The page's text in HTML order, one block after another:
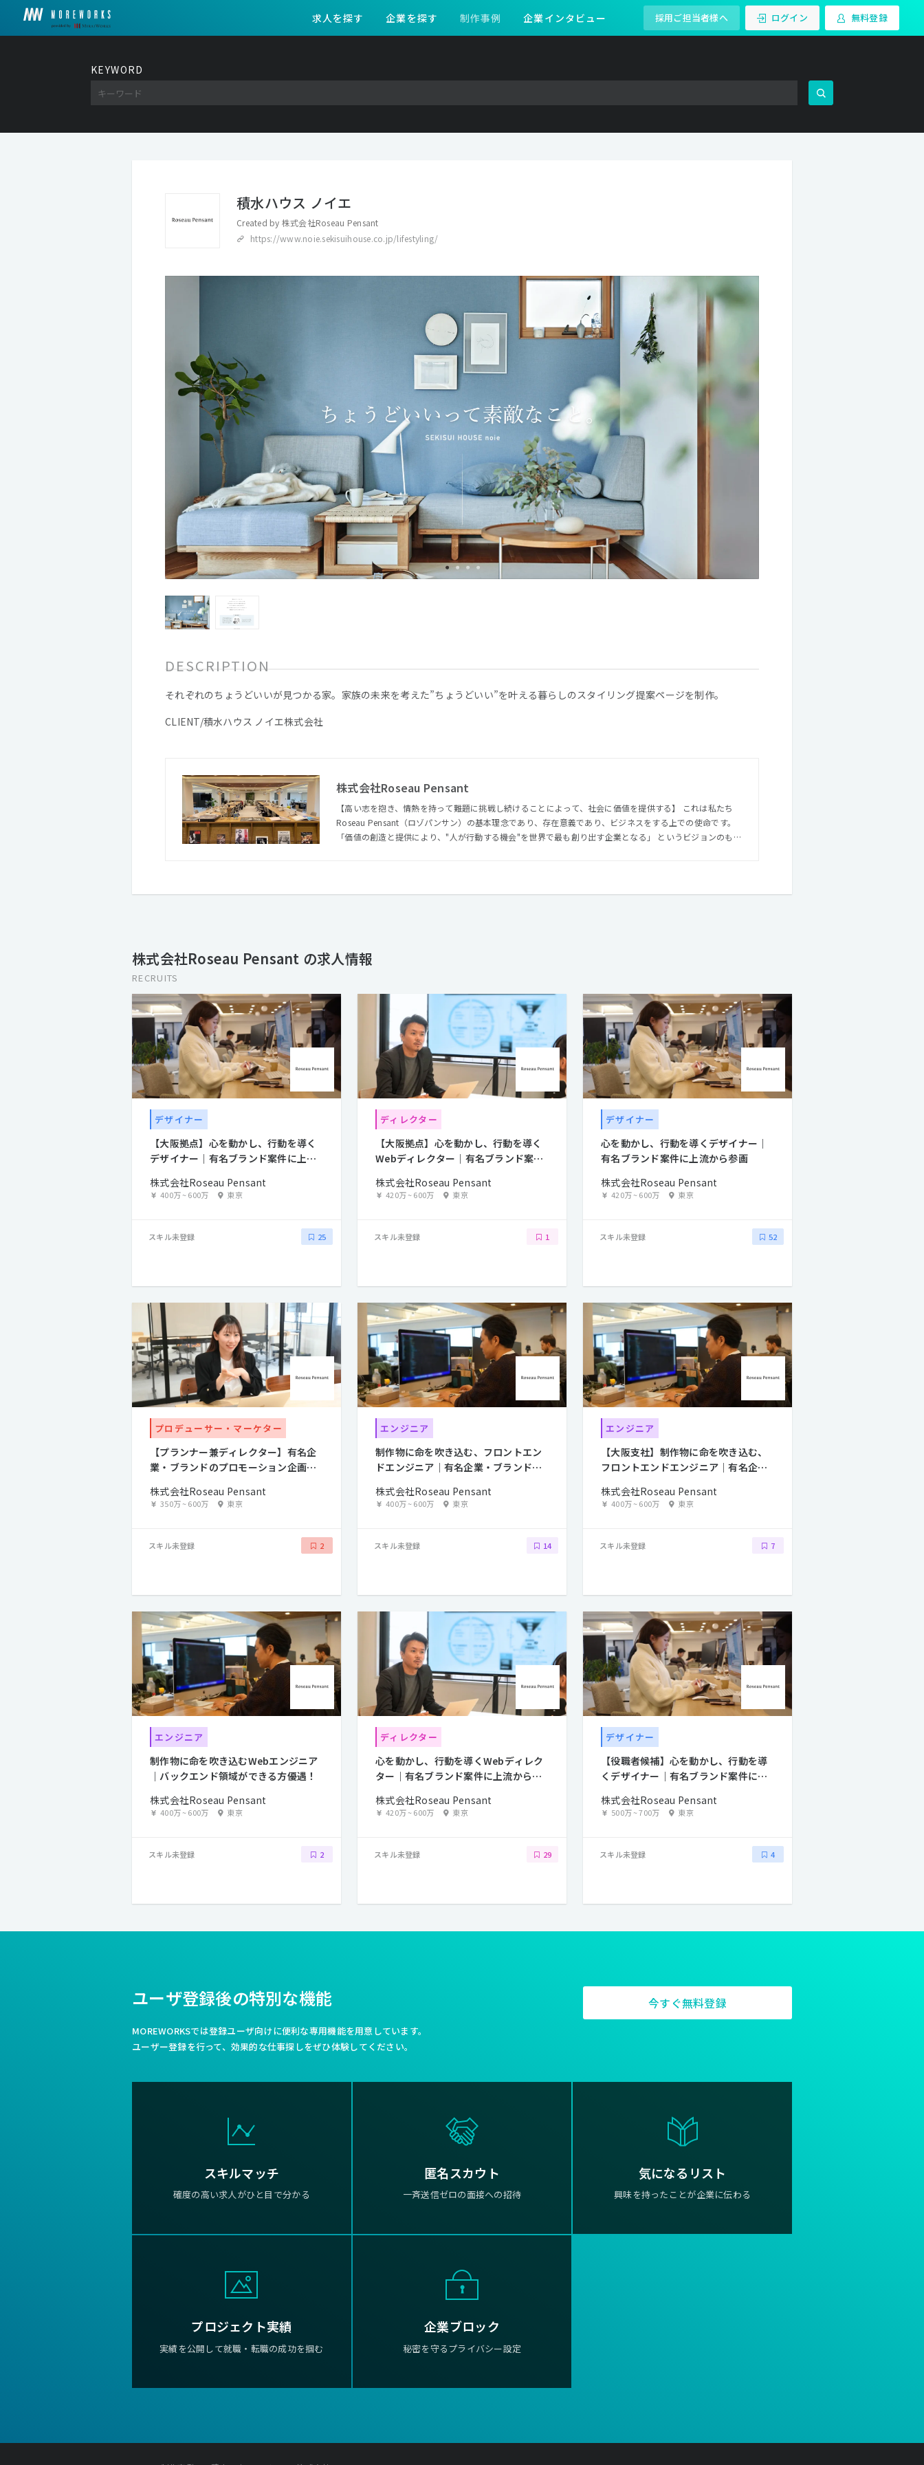
求人を探す 企業を探す 制作事例 企業インタビュー 採用ご担当者様へ ログイン 無料登録
KEYWORD
積水ハウス ノイエ
Created by 株式会社Roseau Pensant
https://www.noie.sekisuihouse.co.jp/lifestyling/
DESCRIPTION
それぞれのちょうどいいが見つかる家。家族の未来を考えた”ちょうどいい”を叶える暮らしのスタイリング提案ページを制作。
CLIENT/積水ハウス ノイエ株式会社
株式会社Roseau Pensant
【高い志を抱き、情熱を持って難題に挑戦し続けることによって、社会に価値を提供する】 これは私たち
Roseau Pensant（ロゾパンサン）の基本理念であり、存在意義であり、ビジネスをする上での使命です。
「価値の創造と提供により、"人が行動する機会"を世界で最も創り出す企業となる」 というビジョンのも
株式会社Roseau Pensant の求人情報
RECRUITS
デザイナー
【大阪拠点】心を動かし、行動を導く
デザイナー｜有名ブランド案件に上流
株式会社Roseau Pensant
400万~600万 東京
スキル未登録 25
ディレクター
【大阪拠点】心を動かし、行動を導く
Webディレクター｜有名ブランド案件
株式会社Roseau Pensant
420万~600万 東京
スキル未登録 1
デザイナー
心を動かし、行動を導くデザイナー｜
有名ブランド案件に上流から参画
株式会社Roseau Pensant
420万~600万 東京
スキル未登録 52
プロデューサー・マーケター
【プランナー兼ディレクター】有名企
業・ブランドのプロモーション企画・
株式会社Roseau Pensant
350万~600万 東京
スキル未登録 2
エンジニア
制作物に命を吹き込む、フロントエン
ドエンジニア｜有名企業・ブランド案
株式会社Roseau Pensant
400万~600万 東京
スキル未登録 14
エンジニア
【大阪支社】制作物に命を吹き込む、
フロントエンドエンジニア｜有名企
株式会社Roseau Pensant
400万~600万 東京
スキル未登録 7
エンジニア
制作物に命を吹き込むWebエンジニア
｜バックエンド領域ができる方優遇！
株式会社Roseau Pensant
400万~600万 東京
スキル未登録 2
ディレクター
心を動かし、行動を導くWebディレク
ター｜有名ブランド案件に上流から参
株式会社Roseau Pensant
420万~600万 東京
スキル未登録 29
デザイナー
【役職者候補】心を動かし、行動を導
くデザイナー｜有名ブランド案件に上
株式会社Roseau Pensant
500万~700万 東京
スキル未登録 4
ユーザ登録後の特別な機能
MOREWORKSでは登録ユーザ向けに便利な専用機能を用意しています。
ユーザー登録を行って、効果的な仕事探しをぜひ体験してください。
今すぐ無料登録
スキルマッチ
確度の高い求人がひと目で分かる
匿名スカウト
一斉送信ゼロの面接への招待
気になるリスト
興味を持ったことが企業に伝わる
プロジェクト実績
実績を公開して就職・転職の成功を掴む
企業ブロック
秘密を守るプライバシー設定